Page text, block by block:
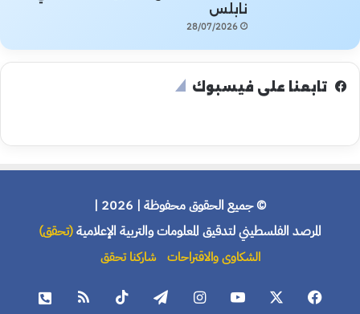
نابلس
28/07/2026
تابعنا على فيسبوك
© جميع الحقوق محفوظة | 2026 |
المرصد الفلسطيني لتدقيق المعلومات والتربية الإعلامية(تحقق)
الشكاوى والاقتراحات شاركنا تحقق
فيسبوك يوتيوب انستقرام تيلقرام ‫TikTok ملخص